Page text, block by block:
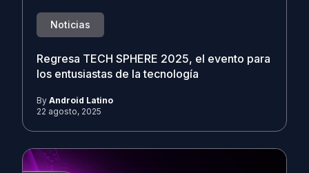
Noticias
Regresa TECH SPHERE 2025, el evento para
los entusiastas de la tecnología
By Android Latino
22 agosto, 2025